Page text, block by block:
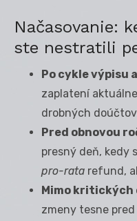
Načasovanie:
ste nestratili
Po cykle výpisu
zaplatení
drobných
Pred obnovou
presný deň, kedy
pro-rata refund,
Mimo kritických
zmeny tesne